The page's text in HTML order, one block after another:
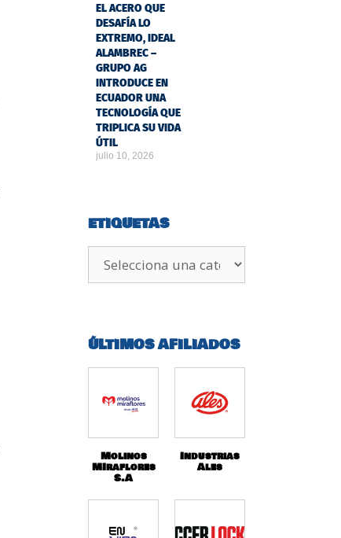
EL ACERO QUE
DESAFÍA LO
EXTREMO, IDEAL
ALAMBREC –
GRUPO AG
INTRODUCE EN
ECUADOR UNA
TECNOLOGÍA QUE
TRIPLICA SU VIDA
ÚTIL
julio 10, 2026
ETIQUETAS
ÚLTIMOS AFILIADOS
Molinos
MIraflores
S.A
Industrias
Ales